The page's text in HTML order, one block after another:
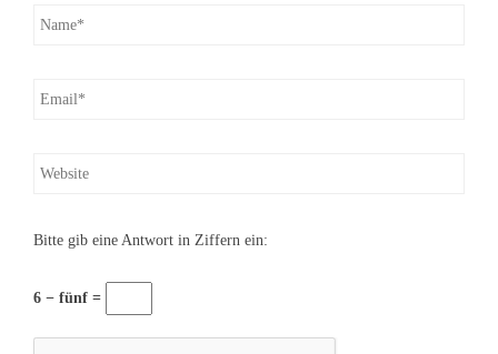
Bitte gib eine Antwort in Ziffern ein:
6 − fünf =